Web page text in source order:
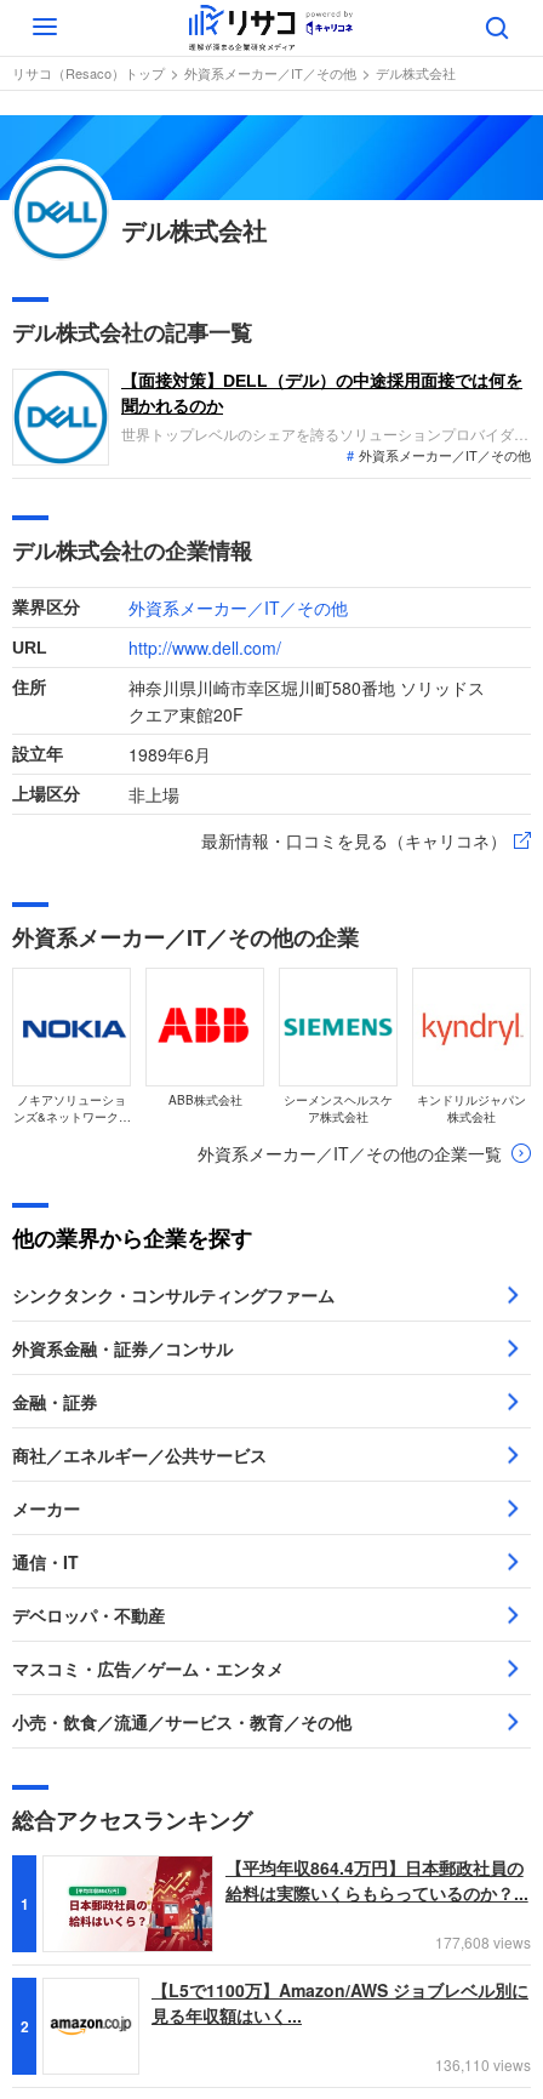
Toggle
navigation
リサコ（Resaco）トップ 外資系メーカー／IT／その他 デル株式会社
デル株式会社
デル株式会社の記事一覧
【面接対策】DELL（デル）の中途採用面接では何を
聞かれるのか
世界トップレベルのシェアを誇るソリューションプロバイダー
であるDELL（デル）。採用面接は新卒の場合と違い、これま
での仕事への取り組み方や成果を具体的に問われるほか、「人
成功させましょう。
外資系メーカー／IT／その他
デル株式会社の企業情報
業界区分 外資系メーカー／IT／その他
URL http://www.dell.com/
住所
神奈川県川崎市幸区堀川町580番地 ソリッドス
クエア東館20F
設立年 1989年6月
上場区分
非上場
最新情報・口コミを見る（キャリコネ）
外資系メーカー／IT／その他の企業
ノキアソリューショ
ンズ&ネットワークス
ABB株式会社
シーメンスヘルスケ
ア株式会社
キンドリルジャパン
株式会社
外資系メーカー／IT／その他の企業一覧
他の業界から企業を探す
シンクタンク・コンサルティングファーム
外資系金融・証券／コンサル
金融・証券
商社／エネルギー／公共サービス
メーカー
通信・IT
デベロッパ・不動産
マスコミ・広告／ゲーム・エンタメ
小売・飲食／流通／サービス・教育／その他
総合アクセスランキング
1
【平均年収864.4万円】日本郵政社員の
給料は実際いくらもらっているのか？...
177,608 views
2
【L5で1100万】Amazon/AWS ジョブレベル別に
見る年収額はいく...
136,110 views